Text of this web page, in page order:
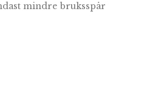
mindre bruksspår